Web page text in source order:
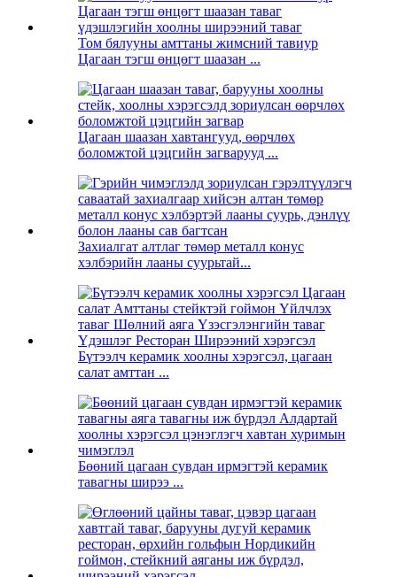
Том бялууны амттаны жимсний тавиур
Цагаан тэгш өнцөгт шаазан ...
Цагаан шаазан хавтангууд, өөрчлөх
боломжтой цэцгийн загварууд ...
Захиалгат алтлаг төмөр металл конус
хэлбэрийн лааны суурьтай...
Бүтээлч керамик хоолны хэрэгсэл, цагаан
салат амттан ...
Бөөний цагаан сувдан ирмэгтэй керамик
тавагны ширээ ...